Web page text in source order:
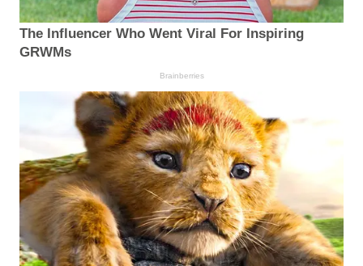
The Influencer Who Went Viral For Inspiring
GRWMs
Brainberries